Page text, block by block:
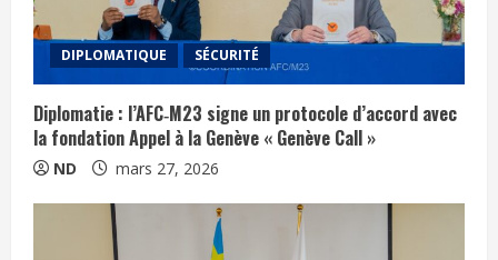
DIPLOMATIQUE SÉCURITÉ
Diplomatie : l’AFC‑M23 signe un protocole d’accord avec
la fondation Appel à la Genève « Genève Call »
ND mars 27, 2026